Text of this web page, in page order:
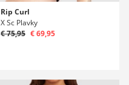
Rip Curl
X Sc Plavky
€ 75,95 € 69,95